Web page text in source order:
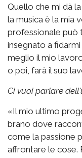
Quello che mi dà
la musica è la mia
professionale può
insegnato a
meglio il mio
o poi, farà il suo
Ci vuoi parlare
«Il mio ultimo
brano dove
come la passione
affrontare le cose.